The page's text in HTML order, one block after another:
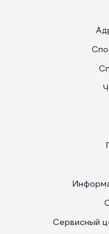
Сервисный